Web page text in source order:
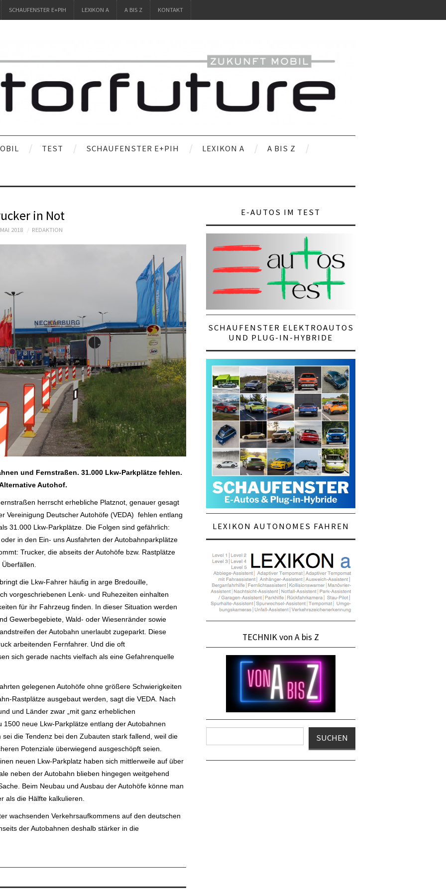
SCHAUFENSTER E+PIH LEXIKON A A BIS Z KONTAKT
TEST SCHAUFENSTER E+PIH LEXIKON A A BIS Z
in Not
2018 REDAKTION
und Fernstraßen. 31.000 Lkw-Parkplätze fehlen.
Autohof.
herrscht erhebliche Platznot, genauer gesagt
Vereinigung Deutscher Autohöfe (VEDA) fehlen entlang
31.000 Lkw-Parkplätze. Die Folgen sind gefährlich:
in den Ein- uns Ausfahrten der Autobahnparkplätze
Trucker, die abseits der Autohöfe bzw. Rastplätze
die Lkw-Fahrer häufig in arge Bredouille,
vorgeschriebenen Lenk- und Ruhezeiten einhalten
für ihr Fahrzeug finden. In dieser Situation werden
Gewerbegebiete, Wald- oder Wiesenränder sowie
der Autobahn unerlaubt zugeparkt. Diese
arbeitenden Fernfahrer. Und die oft
sich gerade nachts vielfach als eine Gefahrenquelle
gelegenen Autohöfe ohne größere Schwierigkeiten
Rastplätze ausgebaut werden, sagt die VEDA. Nach
und Länder zwar „mit ganz erheblichen
neue Lkw-Parkplätze entlang der Autobahnen
die Tendenz bei den Zubauten stark fallend, weil die
Potenziale überwiegend ausgeschöpft seien.
neuen Lkw-Parkplatz haben sich mittlerweile auf über
neben der Autobahn blieben hingegen weitgehend
Beim Neubau und Ausbau der Autohöfe könne man
als die Hälfte kalkulieren.
wachsenden Verkehrsaufkommens auf den deutschen
der Autobahnen deshalb stärker in die
E-AUTOS IM TEST
SCHAUFENSTER ELEKTROAUTOS
UND PLUG-IN-HYBRIDE
LEXIKON AUTONOMES FAHREN
TECHNIK von A bis Z
SUCHEN